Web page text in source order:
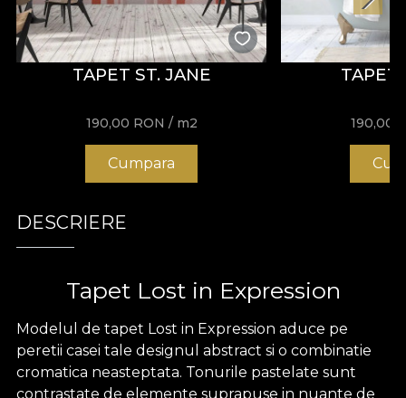
TAPET ST. JANE
190,00 RON / m2
Cumpara
TAPET
190,00
DESCRIERE
Tapet Lost in Expression
Modelul de tapet Lost in Expression aduce pe
peretii casei tale designul abstract si o combinatie
cromatica neasteptata. Tonurile pastelate sunt
contrastate de elemente suprapuse in nuante de